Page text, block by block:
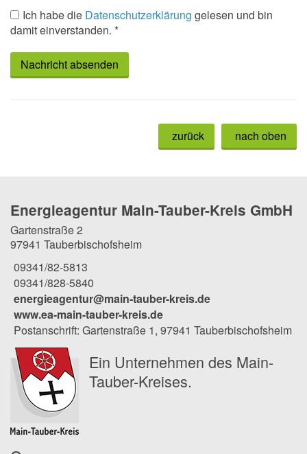
Ich habe die Datenschutzerklärung gelesen und bin
damit einverstanden. *
nach oben
zurück
Energieagentur Main-Tauber-Kreis GmbH
Gartenstraße 2
97941 Tauberbischofsheim
09341/82-5813
09341/828-5840
energieagentur@main-tauber-kreis.de
www.ea-main-tauber-kreis.de
Postanschrift: Gartenstraße 1, 97941 Tauberbischofsheim
Ein Unternehmen des Main-
Tauber-Kreises.